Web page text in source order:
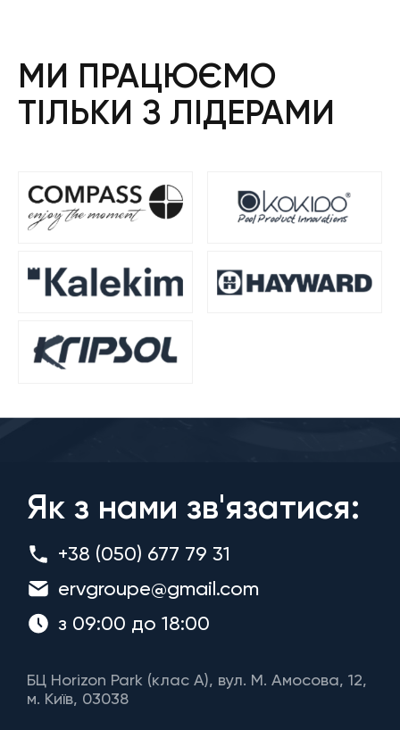
МИ ПРАЦЮЄМО
ТІЛЬКИ З ЛІДЕРАМИ
Як з нами зв'язатися:
+38 (050) 677 79 31
ervgroupe@gmail.com
з 09:00 до 18:00
БЦ Horizon Park (клас A), вул. М. Амосова, 12,
м. Київ, 03038